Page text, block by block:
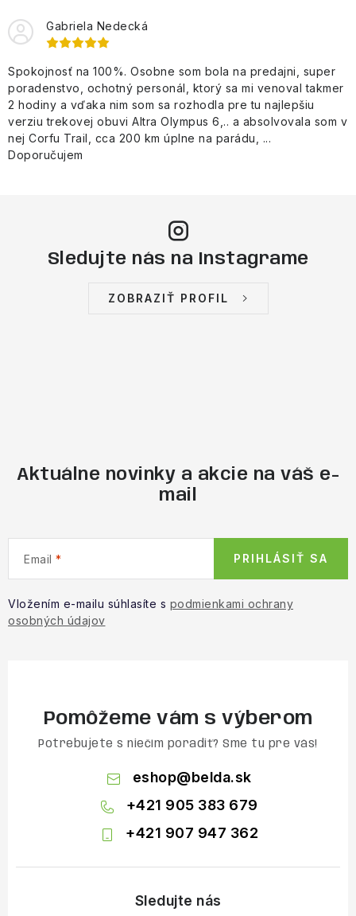
Gabriela Nedecká
Spokojnosť na 100%. Osobne som bola na predajni, super
poradenstvo, ochotný personál, ktorý sa mi venoval takmer
2 hodiny a vďaka nim som sa rozhodla pre tu najlepšiu
verziu trekovej obuvi Altra Olympus 6,.. a absolvovala som v
nej Corfu Trail, cca 200 km úplne na parádu, ...
Doporučujem
Sledujte nás na Instagrame
ZOBRAZIŤ PROFIL
Aktuálne novinky a akcie na váš e-
mail
Email
Vložením e-mailu súhlasíte s podmienkami ochrany
osobných údajov
PRIHLÁSIŤ SA
Pomôžeme vám s výberom
Potrebujete s niečím poradiť? Sme tu pre vás!
eshop@belda.sk
+421 905 383 679
+421 907 947 362